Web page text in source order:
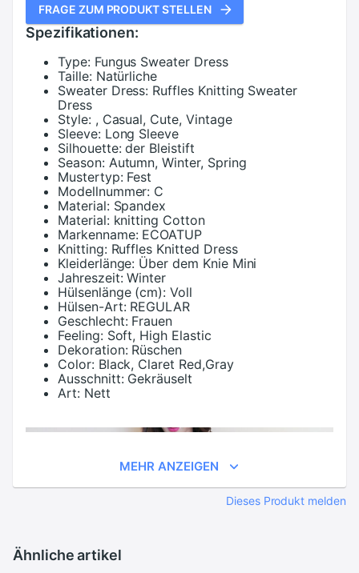
FRAGE ZUM PRODUKT STELLEN
Spezifikationen:
Type: Fungus Sweater Dress
Taille: Natürliche
Sweater Dress: Ruffles Knitting Sweater
Dress
Style: , Casual, Cute, Vintage
Sleeve: Long Sleeve
Silhouette: der Bleistift
Season: Autumn, Winter, Spring
Mustertyp: Fest
Modellnummer: C
Material: Spandex
Material: knitting Cotton
Markenname: ECOATUP
Knitting: Ruffles Knitted Dress
Kleiderlänge: Über dem Knie Mini
Jahreszeit: Winter
Hülsenlänge (cm): Voll
Hülsen-Art: REGULAR
Geschlecht: Frauen
Feeling: Soft, High Elastic
Dekoration: Rüschen
Color: Black, Claret Red,Gray
Ausschnitt: Gekräuselt
Art: Nett
MEHR ANZEIGEN
Dieses Produkt melden
Ähnliche artikel